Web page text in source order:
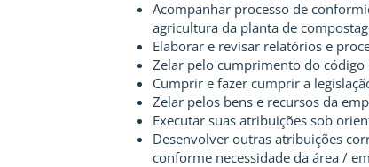
Acompanhar processo de
agricultura da planta de
Elaborar e revisar relatórios e
Zelar pelo cumprimento do código
Cumprir e fazer cumprir a
Zelar pelos bens e recursos da
Executar suas atribuições sob
Desenvolver outras atribuições
conforme necessidade da área /